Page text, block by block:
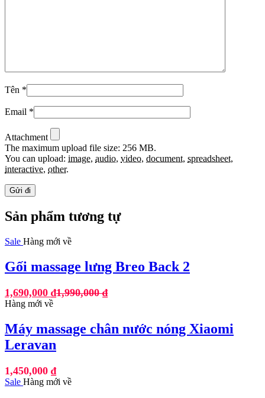
Tên *
Email *
Attachment
The maximum upload file size: 256 MB.
You can upload: image, audio, video, document, spreadsheet,
interactive, other.
Sản phẩm tương tự
Sale Hàng mới về
Gối massage lưng Breo Back 2
1,690,000 ₫1,990,000₫
Hàng mới về
Máy massage chân nước nóng Xiaomi
Leravan
1,450,000 ₫
Sale Hàng mới về